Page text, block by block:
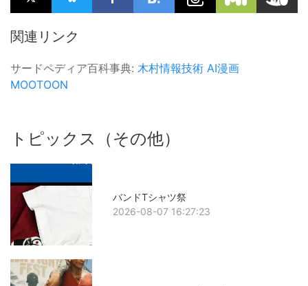
関連リンク
サードペディア百科事典: 木村情報技術 AI漫画
MOOTOON
トピックス（その他）
バンドTシャツ祭
2026-08-07 16:27:23